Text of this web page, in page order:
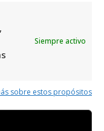
Siempre activo
sobre estos propósitos
España, es
perfecta de
su
servicio al
lo
y
zona en